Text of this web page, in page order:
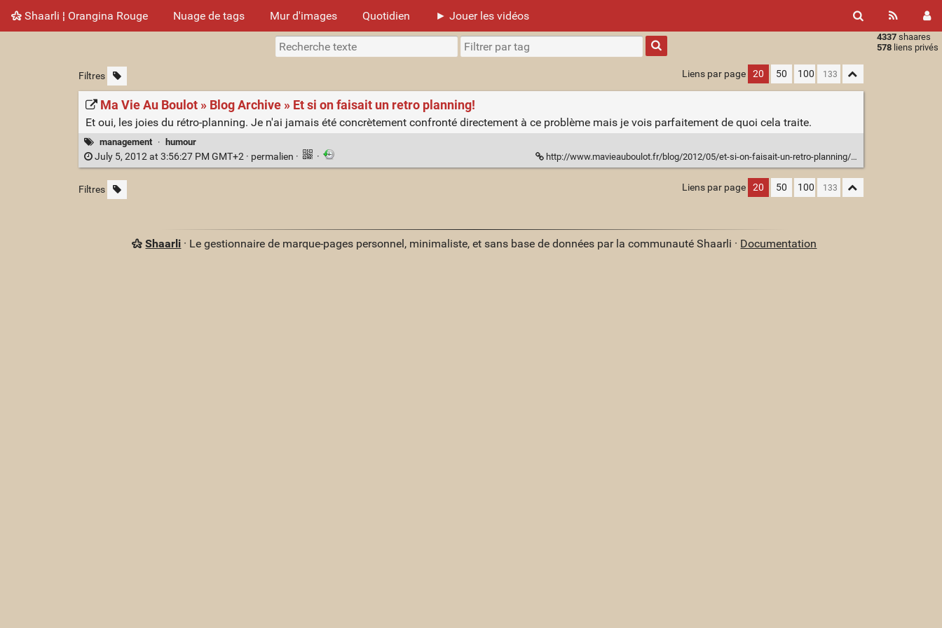
Shaarli ¦ Orangina Rouge Nuage de tags Mur d'images Quotidien ► Jouer les vidéos
4337 shaares
578 liens privés
Type 1 or
more
characters
results.
Filtres Liens par page 20 50 100
Ma Vie Au Boulot » Blog Archive » Et si on faisait un retro planning!
Et oui, les joies du rétro-planning. Je n'ai jamais été concrètement confronté directement à ce problème mais je vois parfaitement de quoi cela traite.
management · humour
July 5, 2012 at 3:56:27 PM GMT+2 · permalien · · http://www.mavieauboulot.fr/blog/2012/05/et-si-on-faisait-un-retro-planning/
Filtres Liens par page 20 50 100
Shaarli · Le gestionnaire de marque-pages personnel, minimaliste, et sans base de données par la communauté Shaarli · Documentation